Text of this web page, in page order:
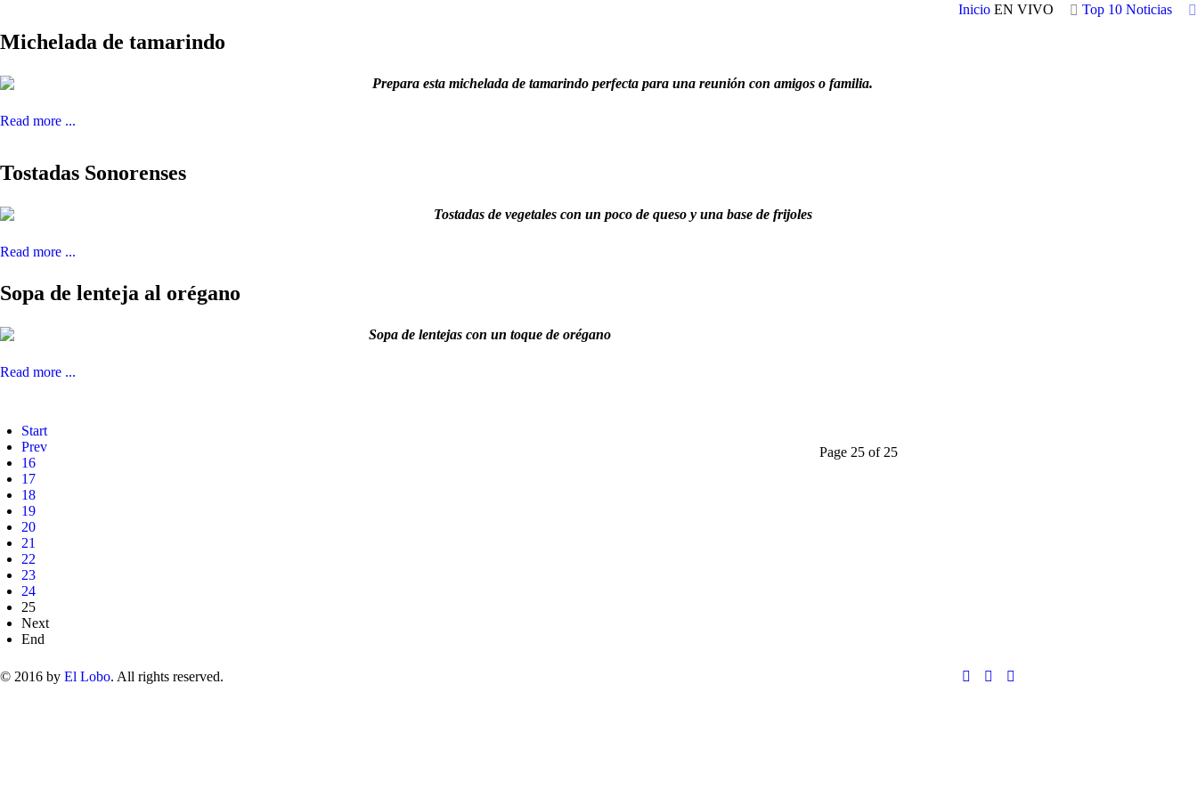
Inicio EN VIVO Top 10 Noticias
Michelada de tamarindo
Prepara esta michelada de tamarindo perfecta para una reunión con amigos o familia.
Read more ...
Tostadas Sonorenses
Tostadas de vegetales con un poco de queso y una base de frijoles
Read more ...
Sopa de lenteja al orégano
Sopa de lentejas con un toque de orégano
Read more ...
Page 25 of 25
Start
Prev
16
17
18
19
20
21
22
23
24
25
Next
End
© 2016 by El Lobo. All rights reserved.